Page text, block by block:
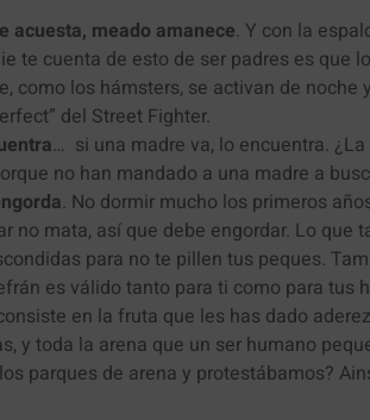
acuesta, meado amanece. Y con la
te cuenta de esto de ser padres es que
como los hámsters, se activan de noche
del Street Fighter.
… si una madre va, lo encuentra.
no han mandado a una madre a
. No dormir mucho los primeros
no mata, así que debe engordar. Lo que
para no te pillen tus peques.
es válido tanto para ti como para tus
en la fruta que les has dado
y toda la arena que un ser humano
parques de arena y protestábamos?